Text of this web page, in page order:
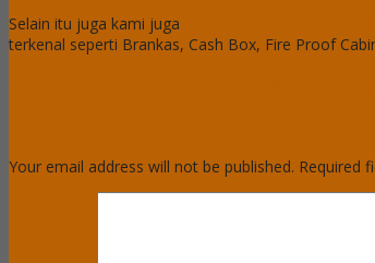
Selain itu juga kami juga
terkenal seperti Brankas, Cash Box, Fire Proof
Your email address will not be published. Required